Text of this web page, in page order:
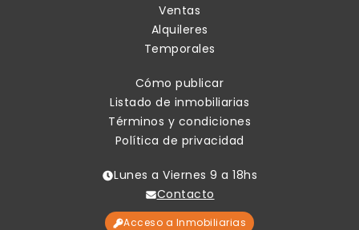
Ventas
Alquileres
Temporales
Cómo publicar
Listado de inmobiliarias
Términos y condiciones
Política de privacidad
Lunes a Viernes 9 a 18hs
Contacto
Acceso a Inmobiliarias